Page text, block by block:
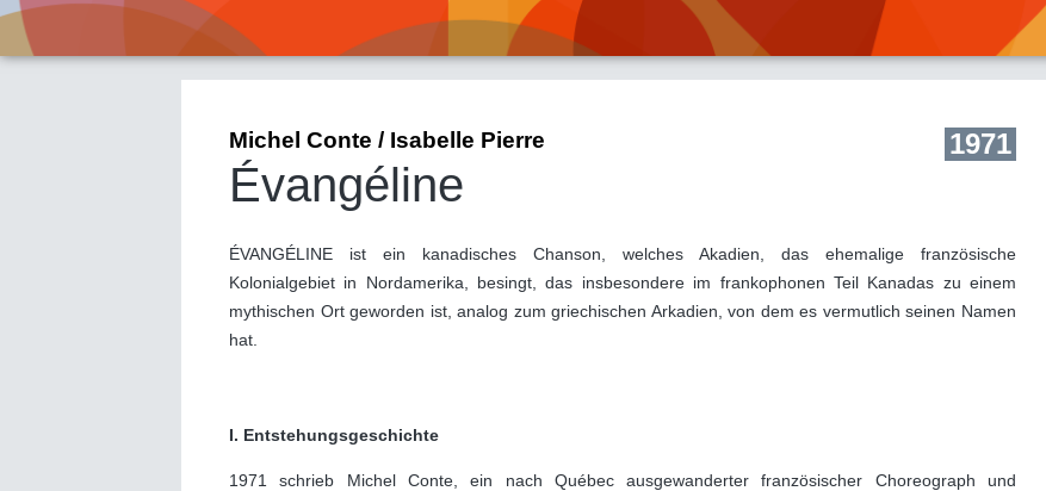
1971
Michel Conte / Isabelle Pierre
Évangéline
ÉVANGÉLINE ist ein kanadisches Chanson, welches Akadien, das ehemalige französische
Kolonialgebiet in Nordamerika, besingt, das insbesondere im frankophonen Teil Kanadas zu einem
mythischen Ort geworden ist, analog zum griechischen Arkadien, von dem es vermutlich seinen Namen
hat.
I. Entstehungsgeschichte
1971 schrieb Michel Conte, ein nach Québec ausgewanderter französischer Choreograph und